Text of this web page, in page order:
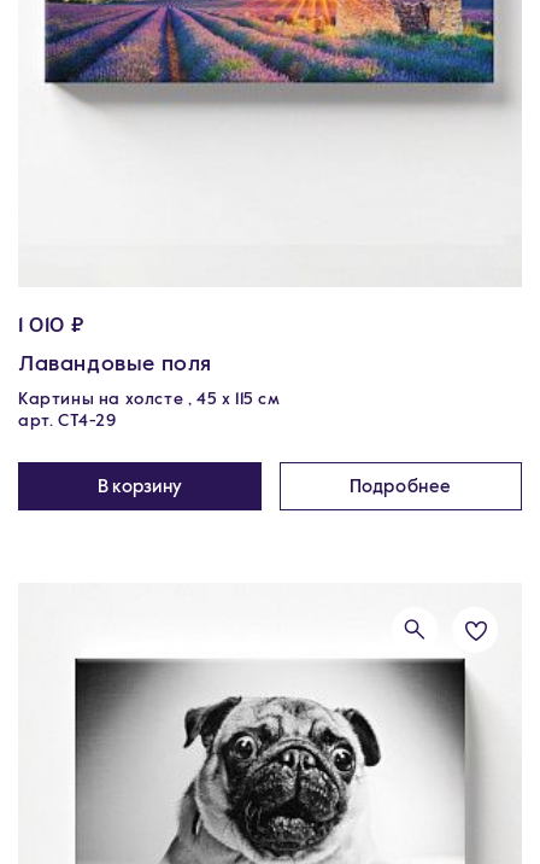
1 010 ₽
Лавандовые поля
Картины на холсте , 45 х 115 см
арт. CT4-29
В корзину Подробнее